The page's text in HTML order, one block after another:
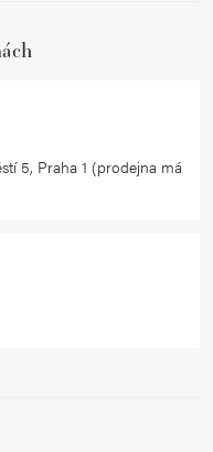
5, Praha 1 (prodejna má